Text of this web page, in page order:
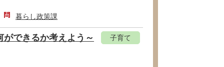
暮らし政策課
できるか考えよう～ 子育て